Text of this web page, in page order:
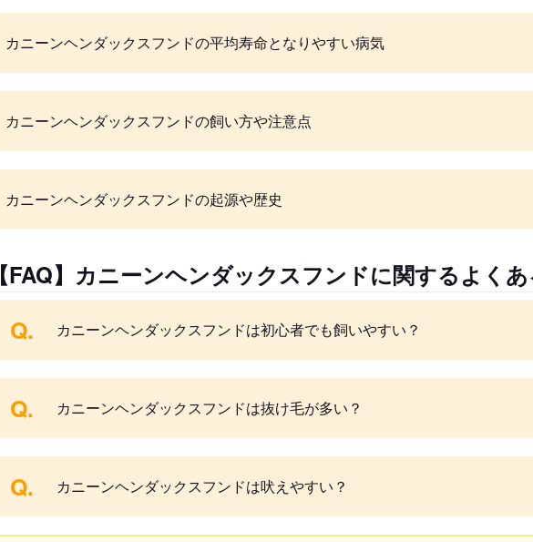
カニーンヘンダックスフンドの平均寿命となりやすい病気
カニーンヘンダックスフンドの飼い方や注意点
カニーンヘンダックスフンドの起源や歴史
【FAQ】カニーンヘンダックスフンドに関するよく
Q. カニーンヘンダックスフンドは初心者でも飼いやすい？
Q. カニーンヘンダックスフンドは抜け毛が多い？
Q. カニーンヘンダックスフンドは吠えやすい？